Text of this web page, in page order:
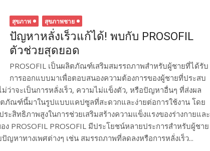
สุขภาพ สุขภาพชาย
ปัญหาหลั่งเร็วแก้ได้! พบกับ PROSOFIL
ตัวช่วยสุดยอด
PROSOFIL เป็นผลิตภัณฑ์เสริมสมรรถภาพสำหรับผู้ชายที่ได้รับ
การออกแบบมาเพื่อตอบสนองความต้องการของผู้ชายที่ประสบ
ว่าจะเป็นการหลั่งเร็ว, ความไม่แข็งตัว, หรือปัญหาอื่นๆ ที่ส่งผล
ภัณฑ์นี้มาในรูปแบบแคปซูลที่สะดวกและง่ายต่อการใช้งาน โดย
สิทธิภาพสูงในการช่วยเสริมสร้างความแข็งแรงของร่างกายและ
PROSOFIL PROSOFIL มีประโยชน์หลายประการสำหรับผู้ชาย
ญหาทางเพศต่างๆ เช่น สมรรถภาพที่ลดลงหรือการหลั่งเร็ว...